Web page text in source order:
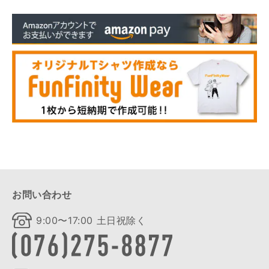
お問い合わせ
9:00〜17:00 土日祝除く